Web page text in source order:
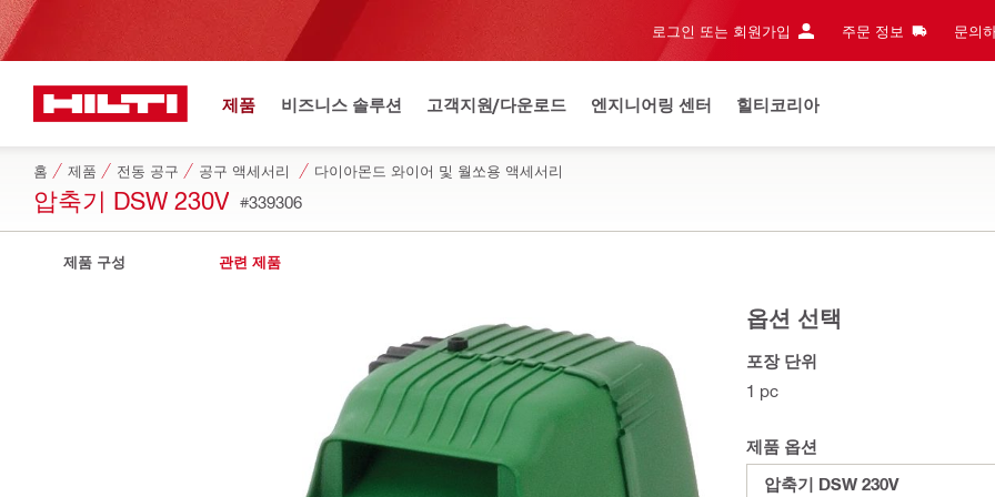
로그인 또는 회원가입 주문 정보 문의
제품 비즈니스 솔루션 고객지원/다운로드 엔지니어링 센터 힐티코리아
홈 제품 전동 공구 공구 액세서리 다이아몬드 와이어 및 월쏘용 액세서리
압축기 DSW 230V #339306
제품 구성 관련 제품
옵션 선택
포장 단위
1 pc
제품 옵션
압축기 DSW 230V